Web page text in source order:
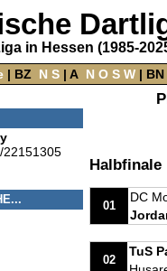
in Hessen (1985-
‌ | BZ N S‌ | A‌ N O S W‌ | BN‌
22151305
Halbfinale
01
DC
02
TuS